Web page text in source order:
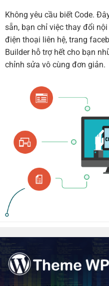
Không yêu cầu biết Code.
sẵn, bạn chỉ việc thay đổi
điện thoại liên hệ, trang
Builder hỗ trợ hết cho bạn
chỉnh sửa vô cùng đơn giản.